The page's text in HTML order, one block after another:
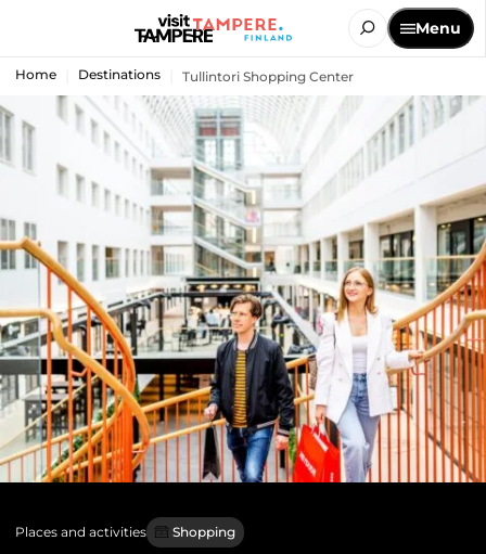
Menu
Home Destinations Tullintori Shopping Center
Places and activities Shopping